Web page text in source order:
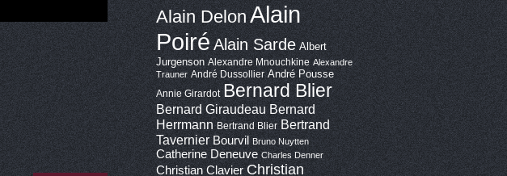
Alain DelonAlain
Poiré Alain Sarde Albert
Jurgenson Alexandre Mnouchkine Alexandre
Trauner André Dussollier André Pousse
Annie Girardot Bernard Blier
Bernard Giraudeau Bernard
Herrmann Bertrand Blier Bertrand
Tavernier Bourvil Bruno Nuytten
Catherine Deneuve Charles Denner
Christian Clavier Christian